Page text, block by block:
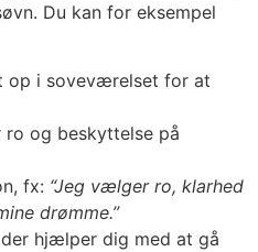
Du kan for eksempel
op i soveværelset for at
og beskyttelse på
fx: “Jeg vælger ro, klarhed
drømme.”
hjælper dig med at gå